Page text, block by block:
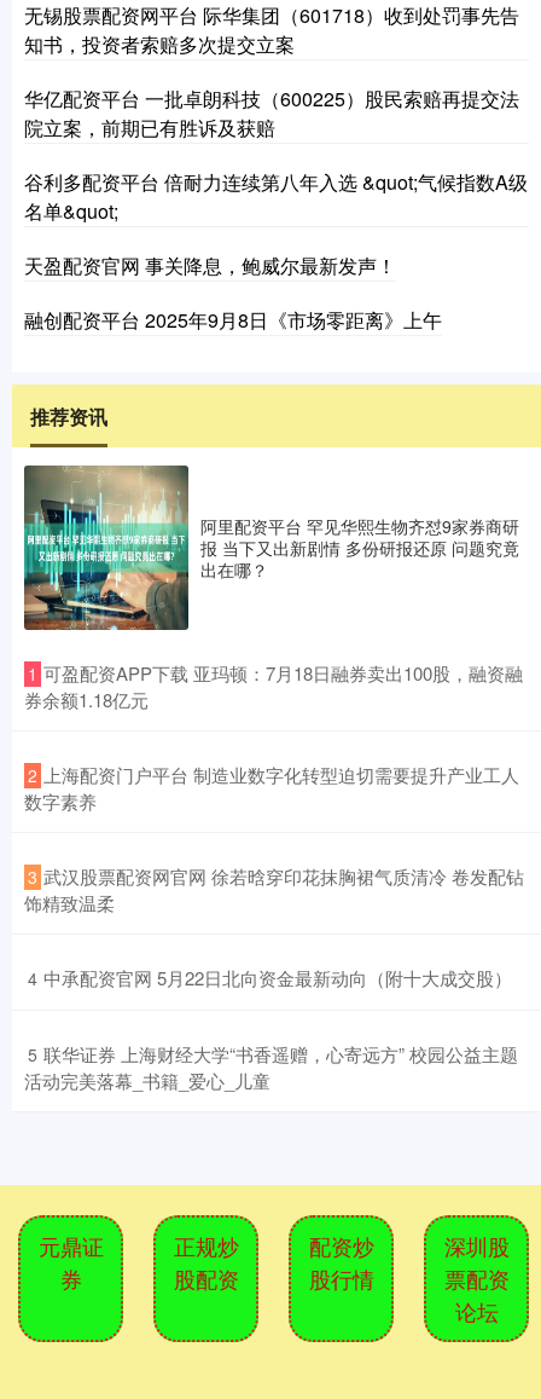
无锡股票配资网平台 际华集团（601718）收到处罚事先告
知书，投资者索赔多次提交立案
华亿配资平台 一批卓朗科技（600225）股民索赔再提交法
院立案，前期已有胜诉及获赔
谷利多配资平台 倍耐力连续第八年入选 &quot;气候指数A级
名单&quot;
天盈配资官网 事关降息，鲍威尔最新发声！
融创配资平台 2025年9月8日《市场零距离》上午
推荐资讯
阿里配资平台 罕见华熙生物齐怼9家券商研
报 当下又出新剧情 多份研报还原 问题究竟
出在哪？
1 ​可盈配资APP下载 亚玛顿：7月18日融券卖出100股，融资融
券余额1.18亿元
2 ​上海配资门户平台 制造业数字化转型迫切需要提升产业工人
数字素养
3 ​武汉股票配资网官网 徐若晗穿印花抹胸裙气质清冷 卷发配钻
饰精致温柔
4 ​中承配资官网 5月22日北向资金最新动向（附十大成交股）
5 ​联华证券 上海财经大学“书香遥赠，心寄远方” 校园公益主题
活动完美落幕_书籍_爱心_儿童
元鼎证
券
正规炒
股配资
配资炒
股行情
深圳股
票配资
论坛